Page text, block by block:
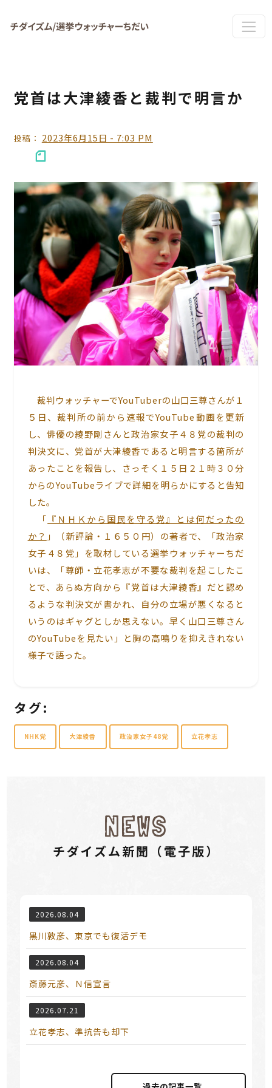
党首は大津綾香と裁判で明言か
投稿： 2023年6月15日 - 7:03 PM
裁判ウォッチャーでYouTuberの山口三尊さんが１
５日、裁判所の前から速報でYouTube動画を更新
し、俳優の綾野剛さんと政治家女子４８党の裁判の
判決文に、党首が大津綾香であると明言する箇所が
あったことを報告し、さっそく１５日２１時３０分
からのYouTubeライブで詳細を明らかにすると告知
した。
「 『ＮＨＫから国民を守る党』とは何だったの
か？ 」（新評論・１６５０円）の著者で、「政治家
女子４８党」を取材している選挙ウォッチャーちだ
いは、「尊師・立花孝志が不要な裁判を起こしたこ
とで、あらぬ方向から『党首は大津綾香』だと認め
るような判決文が書かれ、自分の立場が悪くなると
いうのはギャグとしか思えない。早く山口三尊さん
のYouTubeを見たい」と胸の高鳴りを抑えきれない
様子で語った。
タグ:
NHK党 大津綾香 政治家女子48党 立花孝志
NEWS
チダイズム新聞（電⼦版）
2026.08.04
黒川敦彦、東京でも復活デモ
2026.08.04
斎藤元彦、Ｎ信宣言
2026.07.21
立花孝志、準抗告も却下